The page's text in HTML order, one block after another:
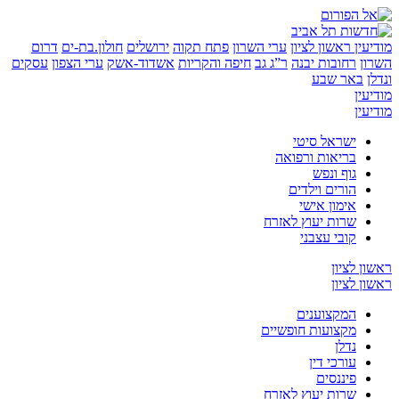
ראשון לציון ערי השרון פתח תקוה ירושלים חולון.בת-ים דרום
רחובות יבנה ר”ג גב חיפה והקריות אשדוד-אשק ערי הצפון עסקים
באר שבע
ישראל סיטי
בריאות ורפואה
גוף ונפש
הורים וילדים
אימון אישי
שרות יעוץ לאזרח
קובי עצבני
לציון
לציון
המקצוענים
מקצועות חופשיים
עורכי דין
פיננסים
שרות יעוץ לאזרח